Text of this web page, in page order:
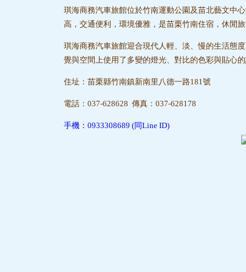
琪海商務汽車旅館位於竹南運動公園及苗北藝文中
高，交通便利，環境優雅，是苗栗竹南住宿，休閒
琪海商務汽車旅館迎合現代人輕、淡、慢的生活態
覺與空間上使用了多變的燈光、對比的色彩與貼心
住址：苗栗縣竹南鎮新南里八德一路181號
電話：037-628628 傳真：037-628178
手機：0933308689 (同Line ID)